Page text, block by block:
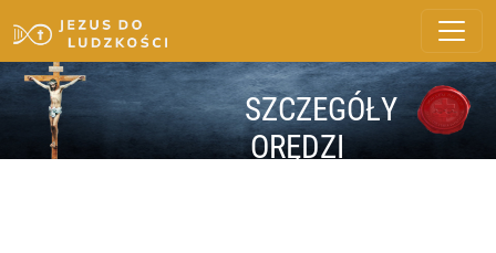
SZCZEGÓŁY
ORĘDZI